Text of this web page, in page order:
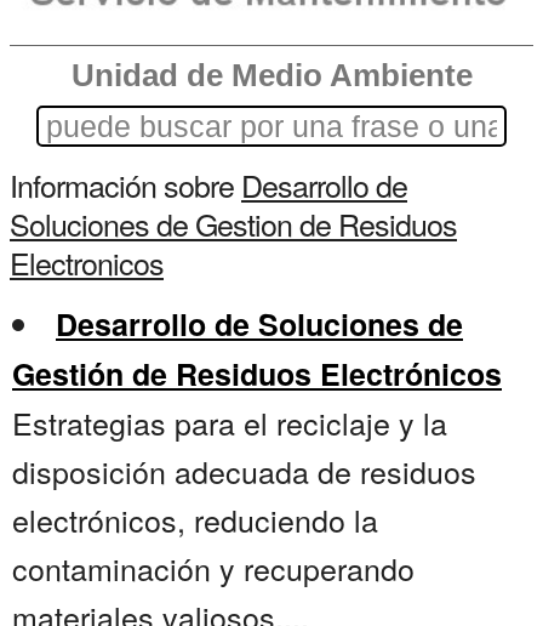
Unidad de Medio Ambiente
Información sobre Desarrollo de
Soluciones de Gestion de Residuos
Electronicos
Desarrollo de Soluciones de
Gestión de Residuos Electrónicos
Estrategias para el reciclaje y la
disposición adecuada de residuos
electrónicos, reduciendo la
contaminación y recuperando
materiales valiosos....